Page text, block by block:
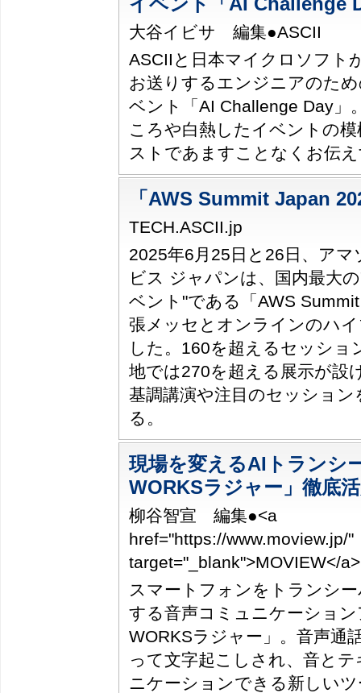
大谷イビサ 編集●ASCII
ASCIIと日本マイクロソフト
お送りするエンジニアのた
ベント「AI Challenge Day」
ころや白熱したイベントの
ストであますことなくお伝
「AWS Summit Japan
TECH.ASCII.jp
2025年6月25日と26日、ア
ビス ジャパンは、国内最大
ベント"である「AWS
張メッセとオンラインのハ
した。160を超えるセッショ
地では270を超える展示が設
基調講演や注目のセッショ
る。
現場を変えるAIトランシ
WORKSラジャー」徹底
柳谷智宣 編集●<a
href="https://www.moview.jp/"
target="_blank">MOVIEW</
スマートフォンをトランシ
する音声コミュニケーショ
WORKSラジャー」。音声通
って文字起こしされ、音と
ニケーションできる新しい